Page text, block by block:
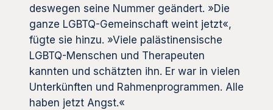
deswegen seine Nummer geändert. »Die
ganze LGBTQ-Gemeinschaft weint jetzt«,
fügte sie hinzu. »Viele palästinensische
LGBTQ-Menschen und Therapeuten
kannten und schätzten ihn. Er war in vielen
Unterkünften und Rahmenprogrammen. Alle
haben jetzt Angst.«